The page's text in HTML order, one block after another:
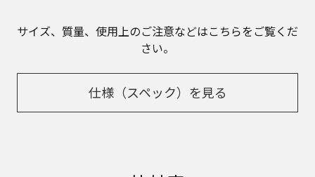
サイズ、質量、使用上のご注意などはこちらをご覧くだ
さい。
仕様（スペック）を見る